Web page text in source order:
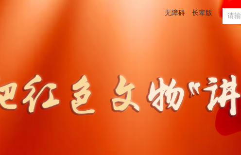
无障碍 长辈版